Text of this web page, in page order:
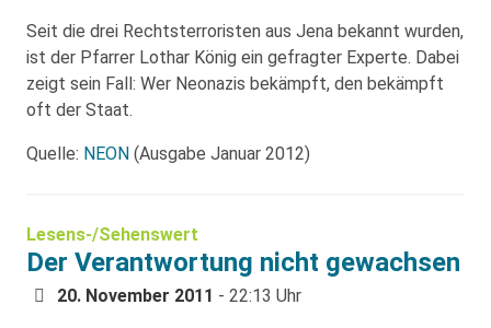
Seit die drei Rechtsterroristen aus Jena bekannt wurden,
ist der Pfarrer Lothar König ein gefragter Experte. Dabei
zeigt sein Fall: Wer Neonazis bekämpft, den bekämpft
oft der Staat.
Quelle: NEON (Ausgabe Januar 2012)
Lesens-/Sehenswert
Der Verantwortung nicht gewachsen
20. November 2011 - 22:13 Uhr